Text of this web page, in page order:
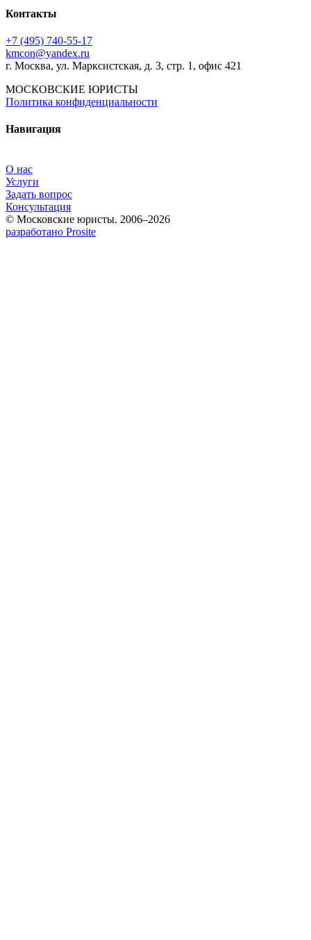
Контакты
+7 (495) 740‑55‑17
kmcon@yandex.ru
г. Москва, ул. Марксистская, д. 3, стр. 1, офис 421
МОСКОВСКИЕ ЮРИСТЫ
Политика конфиденциальности
Навигация
О нас
Услуги
Задать вопрос
Консультация
© Московские юристы. 2006–2026
разработано Prosite